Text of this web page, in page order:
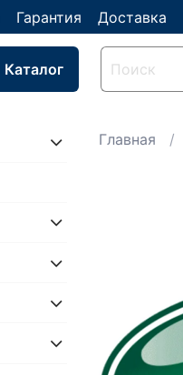
Гарантия Доставка
Каталог
Главная